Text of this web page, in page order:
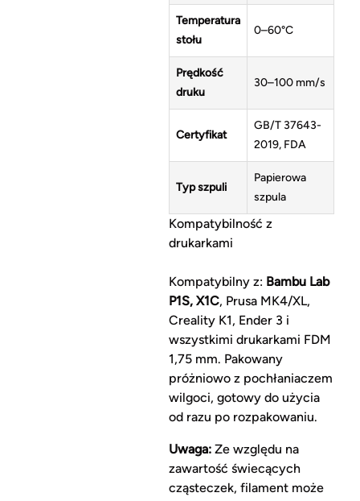
Temperatura
stołu
0–60°C
Prędkość
druku
30–100 mm/s
Certyfikat
GB/T 37643-
2019, FDA
Typ szpuli
Papierowa
szpula
Kompatybilność z
drukarkami
Kompatybilny z: Bambu Lab
P1S, X1C, Prusa MK4/XL,
Creality K1, Ender 3 i
wszystkimi drukarkami FDM
1,75 mm. Pakowany
próżniowo z pochłaniaczem
wilgoci, gotowy do użycia
od razu po rozpakowaniu.
Uwaga:Ze względu na
zawartość świecących
cząsteczek, filament może